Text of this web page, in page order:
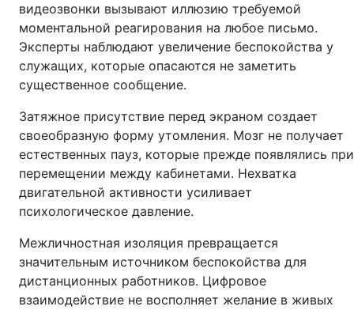
видеозвонки вызывают иллюзию требуемой
моментальной реагирования на любое письмо.
Эксперты наблюдают увеличение беспокойства у
служащих, которые опасаются не заметить
существенное сообщение.
Затяжное присутствие перед экраном создает
своеобразную форму утомления. Мозг не получает
естественных пауз, которые прежде появлялись при
перемещении между кабинетами. Нехватка
двигательной активности усиливает
психологическое давление.
Межличностная изоляция превращается
значительным источником беспокойства для
дистанционных работников. Цифровое
взаимодействие не восполняет желание в живых